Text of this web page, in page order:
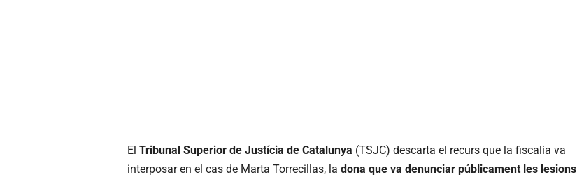
El Tribunal Superior de Justícia de Catalunya (TSJC) descarta el recurs que la fiscalia va
interposar en el cas de Marta Torrecillas, la dona que va denunciar públicament les lesions